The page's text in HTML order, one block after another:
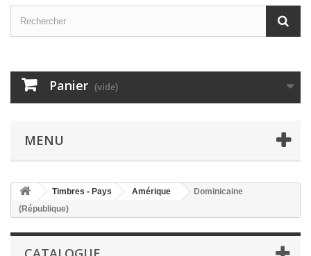
Panier (vide)
MENU
Timbres - Pays Amérique
Dominicaine
(République)